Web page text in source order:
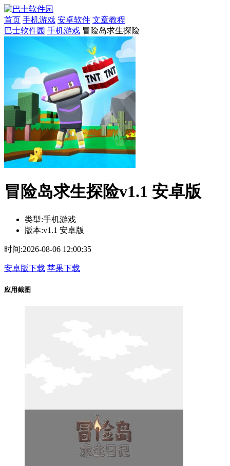
首页 手机游戏 安卓软件 文章教程
巴士软件园 手机游戏 冒险岛求生探险
冒险岛求生探险v1.1 安卓版
类型:手机游戏
版本:v1.1 安卓版
时间:2026-08-06 12:00:35
安卓版下载 苹果下载
应用截图